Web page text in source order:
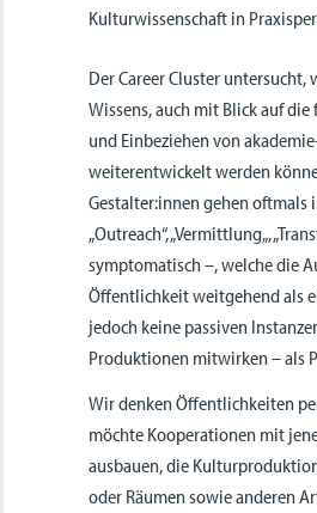
Kulturwissenschaft in
Der Career Cluster
Wissens, auch mit Blick auf
und Einbeziehen von
weiterentwickelt werden
Gestalter:innen gehen
„Outreach“, „Vermittlung„,
symptomatisch –, welche die
Öffentlichkeit weitgehend als
jedoch keine passiven
Produktionen mitwirken – als
Wir denken Öffentlichkeiten
möchte Kooperationen mit
ausbauen, die
oder Räumen sowie anderen